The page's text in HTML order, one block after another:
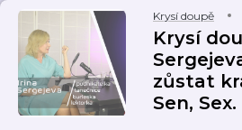
Krysí doupě
Krysí
zůstat
Sen, Sex.